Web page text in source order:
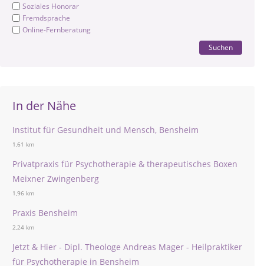
Soziales Honorar
Fremdsprache
Online-Fernberatung
Suchen
In der Nähe
Institut für Gesundheit und Mensch, Bensheim
1,61 km
Privatpraxis für Psychotherapie & therapeutisches Boxen
Meixner Zwingenberg
1,96 km
Praxis Bensheim
2,24 km
Jetzt & Hier - Dipl. Theologe Andreas Mager - Heilpraktiker
für Psychotherapie in Bensheim